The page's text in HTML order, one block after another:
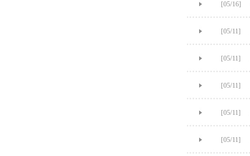
[05/16]
[05/11]
[05/11]
[05/11]
[05/11]
[05/11]